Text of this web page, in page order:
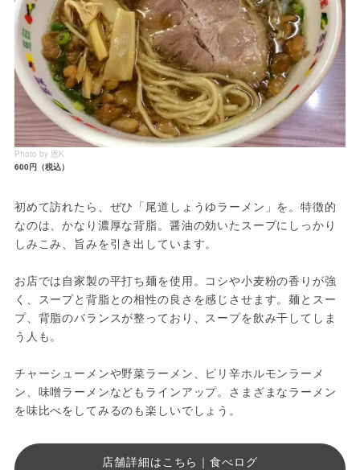
Photo by 恩K
600円（税込）
初めて訪れたら、ぜひ「尾道しょうゆラーメン」を。特徴的
なのは、かなり濃厚な背脂。醤油の効いたスープにしっかり
しみこみ、旨みを引き出しています。
お店では自家製の平打ち麺を使用。コシや小麦粉の香りが強
く、スープと背脂との相性の良さを感じさせます。麺とスー
プ、背脂のバランスが整っており、スープを飲み干してしま
う人も。
チャーシューメンや野菜ラーメン、ピリ辛ホルモンラーメ
ン、味噌ラーメンなどもラインアップ。さまざまなラーメン
を味比べをしてみるのも楽しいでしょう。
店舗詳細はこちら｜食べログ